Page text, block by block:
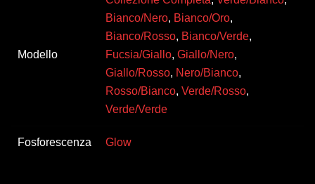
Modello
Bianco/Nero, Bianco/Oro,
Bianco/Rosso, Bianco/Verde,
Fucsia/Giallo, Giallo/Nero,
Giallo/Rosso, Nero/Bianco,
Rosso/Bianco, Verde/Rosso,
Verde/Verde
Fosforescenza Glow